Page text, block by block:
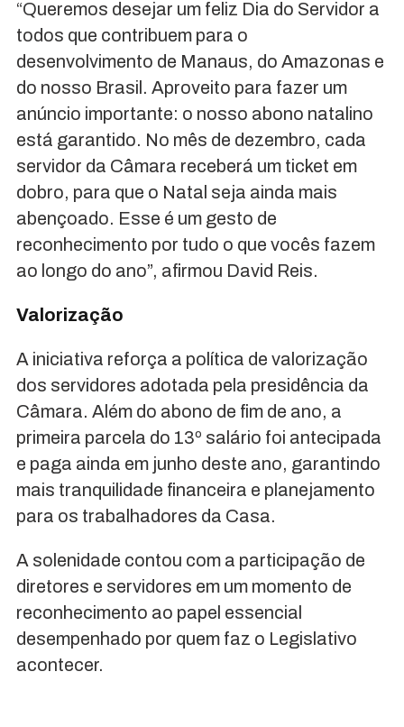
“Queremos desejar um feliz Dia do Servidor a
todos que contribuem para o
desenvolvimento de Manaus, do Amazonas e
do nosso Brasil. Aproveito para fazer um
anúncio importante: o nosso abono natalino
está garantido. No mês de dezembro, cada
servidor da Câmara receberá um ticket em
dobro, para que o Natal seja ainda mais
abençoado. Esse é um gesto de
reconhecimento por tudo o que vocês fazem
ao longo do ano”, afirmou David Reis.
Valorização
A iniciativa reforça a política de valorização
dos servidores adotada pela presidência da
Câmara. Além do abono de fim de ano, a
primeira parcela do 13º salário foi antecipada
e paga ainda em junho deste ano, garantindo
mais tranquilidade financeira e planejamento
para os trabalhadores da Casa.
A solenidade contou com a participação de
diretores e servidores em um momento de
reconhecimento ao papel essencial
desempenhado por quem faz o Legislativo
acontecer.